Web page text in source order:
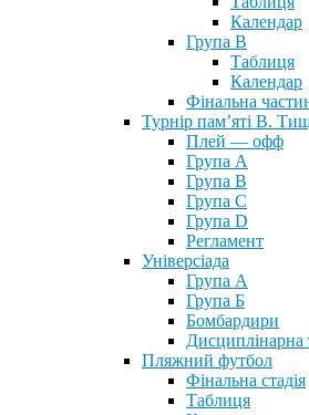
Календар
Група В
Таблиця
Календар
Фінальна
Турнір пам’яті В.
Плей — офф
Група А
Група B
Група С
Група D
Регламент
Універсіада
Група А
Група Б
Бомбардири
Дисциплінарна
Пляжний футбол
Фінальна стадія
Таблиця